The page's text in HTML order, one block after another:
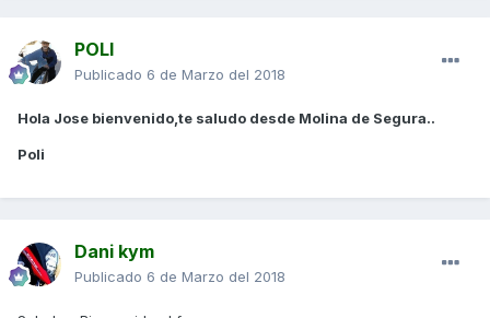
POLI
Publicado 6 de Marzo del 2018
Hola Jose bienvenido,te saludo desde Molina de Segura..
Poli
Dani kym
Publicado 6 de Marzo del 2018